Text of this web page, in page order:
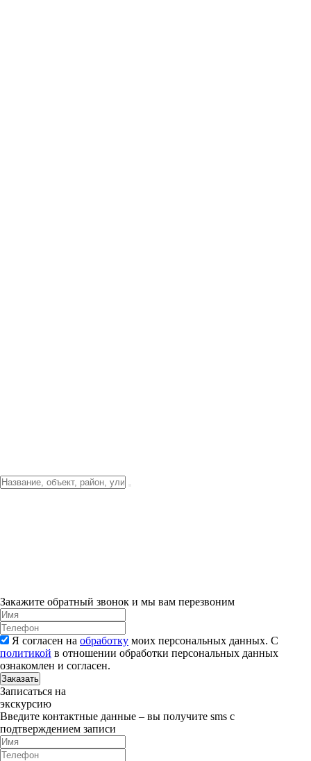
Закажите обратный звонок и мы вам перезвоним
Я согласен на обработку моих персональных данных. С
политикой в отношении обработки персональных данных
ознакомлен и согласен.
Заказать
Записаться на
экскурсию
Введите контактные данные – вы получите sms с
подтверждением записи